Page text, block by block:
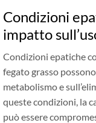
Condizioni
impatto
Condizioni epatiche
fegato grasso
metabolismo e
queste condizioni, la
può essere